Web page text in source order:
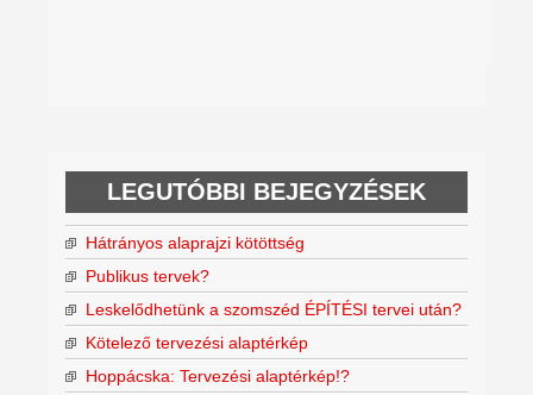
LEGUTÓBBI BEJEGYZÉSEK
Hátrányos alaprajzi kötöttség
Publikus tervek?
Leskelődhetünk a szomszéd ÉPÍTÉSI tervei után?
Kötelező tervezési alaptérkép
Hoppácska: Tervezési alaptérkép!?